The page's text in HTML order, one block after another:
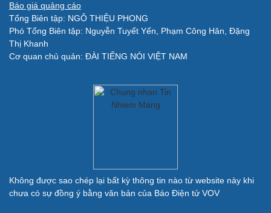
Đời sống
Nhà đẹp
Blog
Tình yêu - Gia đình
Văn hóa
Sân khấu - Điện ảnh
Âm nhạc
Quân sự - Quốc phòng
Báo giá quảng cáo
Tổng Biên tập: NGÔ THIỆU PHONG
Phó Tổng Biên tập: Nguyễn Tuyết Yến, Phạm Công Hân, Đặng
Thị Khanh
Cơ quan chủ quản: ĐÀI TIẾNG NÓI VIỆT NAM
Không được sao chép lại bất kỳ thông tin nào từ website này khi
chưa có sự đồng ý bằng văn bản của Báo Điện tử VOV